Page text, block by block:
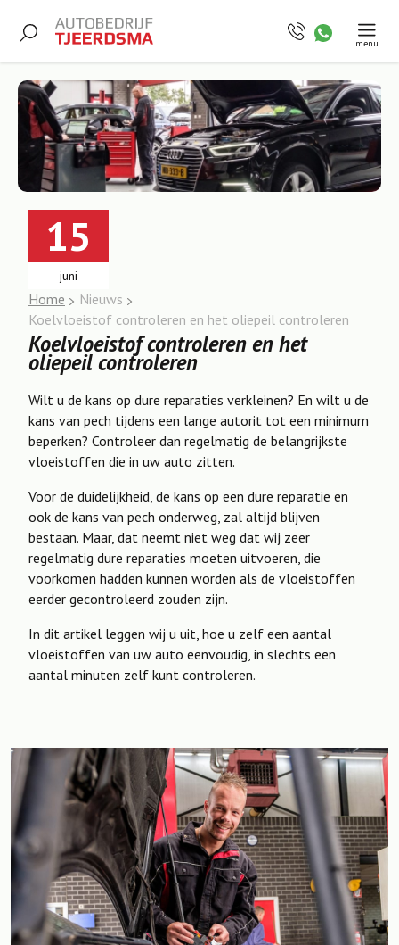
menu
15
juni
Home
Nieuws
Koelvloeistof controleren en het oliepeil controleren
Koelvloeistof controleren en het
oliepeil controleren
Wilt u de kans op dure reparaties verkleinen? En wilt u de
kans van pech tijdens een lange autorit tot een minimum
beperken? Controleer dan regelmatig de belangrijkste
vloeistoffen die in uw auto zitten.
Voor de duidelijkheid, de kans op een dure reparatie en
ook de kans van pech onderweg, zal altijd blijven
bestaan. Maar, dat neemt niet weg dat wij zeer
regelmatig dure reparaties moeten uitvoeren, die
voorkomen hadden kunnen worden als de vloeistoffen
eerder gecontroleerd zouden zijn.
In dit artikel leggen wij u uit, hoe u zelf een aantal
vloeistoffen van uw auto eenvoudig, in slechts een
aantal minuten zelf kunt controleren.